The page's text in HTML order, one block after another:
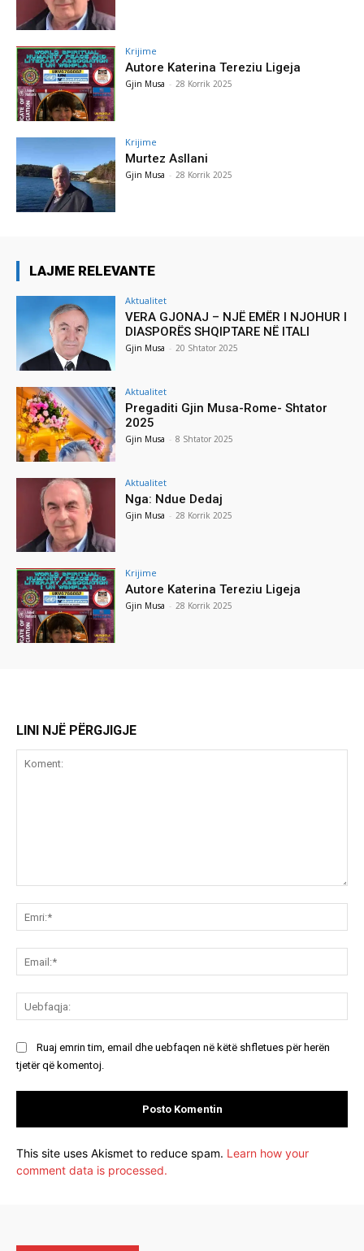
Krijime
Autore Katerina Tereziu Ligeja
Gjin Musa - 28 Korrik 2025
Krijime
Murtez Asllani
Gjin Musa - 28 Korrik 2025
LAJME RELEVANTE
Aktualitet
VERA GJONAJ – NJË EMËR I NJOHUR I
DIASPORËS SHQIPTARE NË ITALI
Gjin Musa - 20 Shtator 2025
Aktualitet
Pregaditi Gjin Musa-Rome- Shtator
2025
Gjin Musa - 8 Shtator 2025
Aktualitet
Nga: Ndue Dedaj
Gjin Musa - 28 Korrik 2025
Krijime
Autore Katerina Tereziu Ligeja
Gjin Musa - 28 Korrik 2025
LINI NJË PËRGJIGJE
Ruaj emrin tim, email dhe uebfaqen në këtë shfletues për herën
tjetër që komentoj.
This site uses Akismet to reduce spam. Learn how your
comment data is processed.